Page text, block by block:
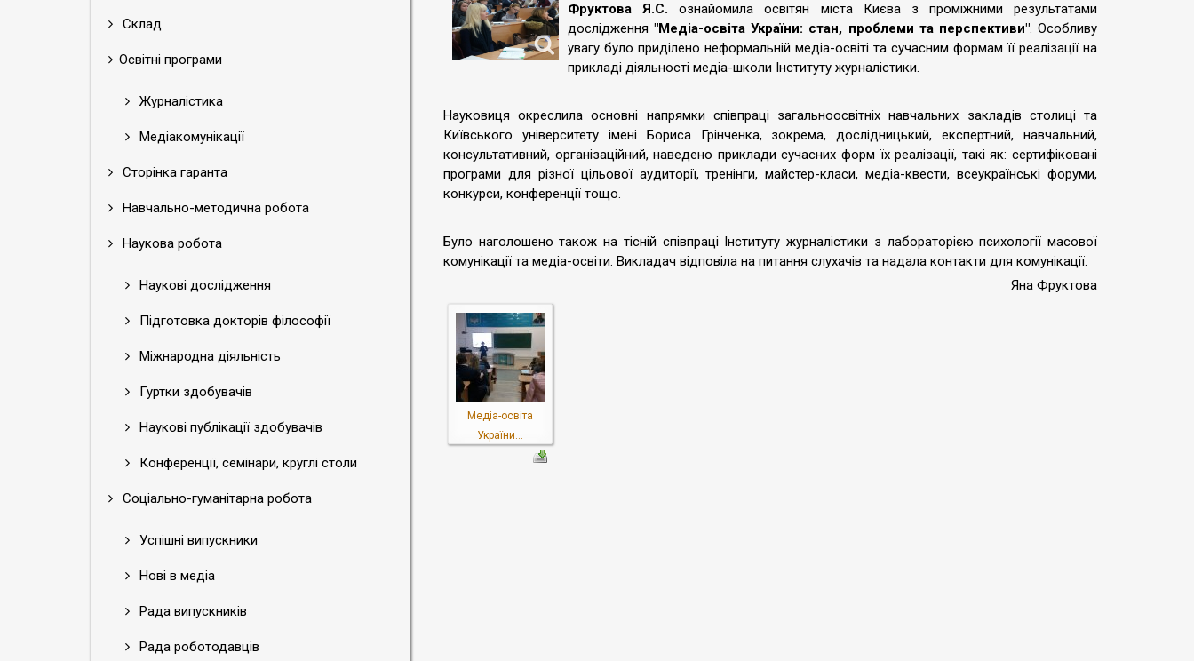
Склад
Освітні програми
Журналістика
Медіакомунікації
Сторінка гаранта
Навчально-методична робота
Наукова робота
Наукові дослідження
Підготовка докторів філософії
Міжнародна діяльність
Гуртки здобувачів
Наукові публікації здобувачів
Конференції, семінари, круглі столи
Соціально-гуманітарна робота
Успішні випускники
Нові в медіа
Рада випускників
Рада роботодавців
Фруктова Я.С. ознайомила освітян міста Києва з проміжними результатами
дослідження"Медіа-освіта України: стан, проблеми та перспективи". Особливу
увагу було приділено неформальній медіа-освіті та сучасним формам її реалізації на
прикладі діяльності медіа-школи Інституту журналістики.
Науковиця окреслила основні напрямки співпраці загальноосвітніх навчальних закладів столиці та
Київського університету імені Бориса Грінченка, зокрема, дослідницький, експертний, навчальний,
консультативний, організаційний, наведено приклади сучасних форм їх реалізації, такі як: сертифіковані
програми для різної цільової аудиторії, тренінги, майстер-класи, медіа-квести, всеукраїнські форуми,
конкурси, конференції тощо.
Було наголошено також на тісній співпраці Інституту журналістики з лабораторією психології масової
комунікації та медіа-освіти. Викладач відповіла на питання слухачів та надала контакти для комунікації.
Яна Фруктова
Медіа-освіта
України...